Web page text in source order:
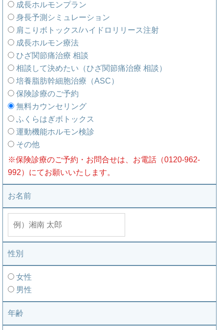
成長ホルモンプラン
身長予測シミュレーション
肩こりボトックス/ハイドロリリース注射
成長ホルモン療法
ひざ関節痛治療 相談
相談して決めたい（ひざ関節痛治療 相談）
培養脂肪幹細胞治療（ASC）
保険診療のご予約
無料カウンセリング
ふくらはぎボトックス
運動機能ホルモン検診
その他
※保険診療のご予約・お問合せは、お電話（0120-962-
992）にてお願いいたします。
お名前
性別
女性
男性
年齢